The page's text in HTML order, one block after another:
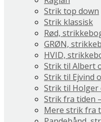
Strik top down
Strik klassisk
Rød,
GRØN,
HVID,
Strik til Albert
Strik til Ejvind
Strik til Holger
Strik fra tiden
Mere strik fra